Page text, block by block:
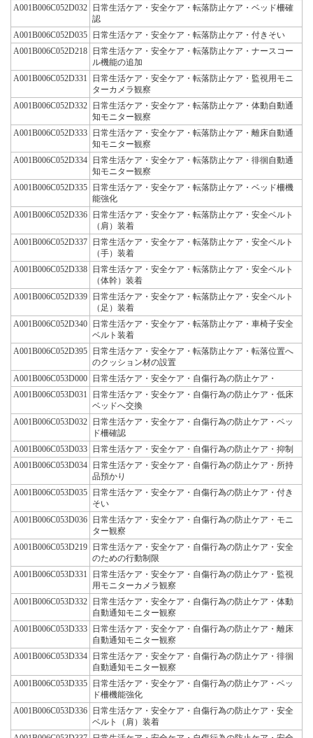
A001B006C052D032
日常生活ケア・安全ケア・転落防止ケア・ベッド柵確
認
A001B006C052D035
日常生活ケア・安全ケア・転落防止ケア・付きそい
A001B006C052D218
日常生活ケア・安全ケア・転落防止ケア・ナースコー
ル機能の追加
A001B006C052D331
日常生活ケア・安全ケア・転落防止ケア・監視用モニ
ターカメラ観察
A001B006C052D332
日常生活ケア・安全ケア・転落防止ケア・体動自動通
知モニター観察
A001B006C052D333
日常生活ケア・安全ケア・転落防止ケア・離床自動通
知モニター観察
A001B006C052D334
日常生活ケア・安全ケア・転落防止ケア・徘徊自動通
知モニター観察
A001B006C052D335
日常生活ケア・安全ケア・転落防止ケア・ベッド柵機
能強化
A001B006C052D336
日常生活ケア・安全ケア・転落防止ケア・安全ベルト
（肩）装着
A001B006C052D337
日常生活ケア・安全ケア・転落防止ケア・安全ベルト
（手）装着
A001B006C052D338
日常生活ケア・安全ケア・転落防止ケア・安全ベルト
（体幹）装着
A001B006C052D339
日常生活ケア・安全ケア・転落防止ケア・安全ベルト
（足）装着
A001B006C052D340
日常生活ケア・安全ケア・転落防止ケア・車椅子安全
ベルト装着
A001B006C052D395
日常生活ケア・安全ケア・転落防止ケア・転落位置へ
のクッション材の設置
A001B006C053D000
日常生活ケア・安全ケア・自傷行為の防止ケア・
A001B006C053D031
日常生活ケア・安全ケア・自傷行為の防止ケア・低床
ベッドへ交換
A001B006C053D032
日常生活ケア・安全ケア・自傷行為の防止ケア・ベッ
ド柵確認
A001B006C053D033
日常生活ケア・安全ケア・自傷行為の防止ケア・抑制
A001B006C053D034
日常生活ケア・安全ケア・自傷行為の防止ケア・所持
品預かり
A001B006C053D035
日常生活ケア・安全ケア・自傷行為の防止ケア・付き
そい
A001B006C053D036
日常生活ケア・安全ケア・自傷行為の防止ケア・モニ
ター観察
A001B006C053D219
日常生活ケア・安全ケア・自傷行為の防止ケア・安全
のための行動制限
A001B006C053D331
日常生活ケア・安全ケア・自傷行為の防止ケア・監視
用モニターカメラ観察
A001B006C053D332
日常生活ケア・安全ケア・自傷行為の防止ケア・体動
自動通知モニター観察
A001B006C053D333
日常生活ケア・安全ケア・自傷行為の防止ケア・離床
自動通知モニター観察
A001B006C053D334
日常生活ケア・安全ケア・自傷行為の防止ケア・徘徊
自動通知モニター観察
A001B006C053D335
日常生活ケア・安全ケア・自傷行為の防止ケア・ベッ
ド柵機能強化
A001B006C053D336
日常生活ケア・安全ケア・自傷行為の防止ケア・安全
ベルト（肩）装着